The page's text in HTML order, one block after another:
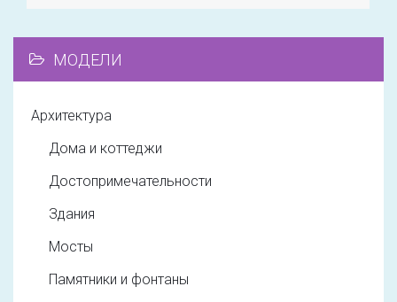
МОДЕЛИ
Архитектура
Дома и коттеджи
Достопримечательности
Здания
Мосты
Памятники и фонтаны